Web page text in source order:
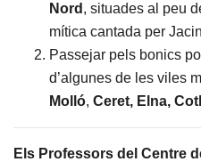
Nord , situades al peu
mítica cantada per
Passejar pels bonics
d’algunes de les viles
Molló, Ceret, Elna,
Els Professors del Centre